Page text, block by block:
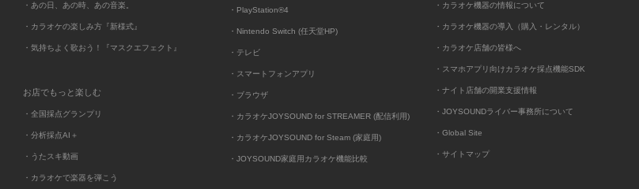
・あの日、あの時、あの音楽。
・カラオケの楽しみ方『新様式』
・気持ちよく歌おう！『マスクエフェクト』
お店でもっと楽しむ
・全国採点グランプリ
・分析採点AI＋
・うたスキ動画
・カラオケで楽器を弾こう
・PlayStation®4
・Nintendo Switch (任天堂HP)
・テレビ
・スマートフォンアプリ
・ブラウザ
・カラオケJOYSOUND for STREAMER (配信利用)
・カラオケJOYSOUND for Steam (家庭用)
・JOYSOUND家庭用カラオケ機能比較
・カラオケ機器の情報について
・カラオケ機器の導入（購入・レンタル）
・カラオケ店舗の皆様へ
・スマホアプリ向けカラオケ採点機能SDK
・ナイト店舗の開業支援情報
・JOYSOUNDライバー事務所について
・Global Site
・サイトマップ